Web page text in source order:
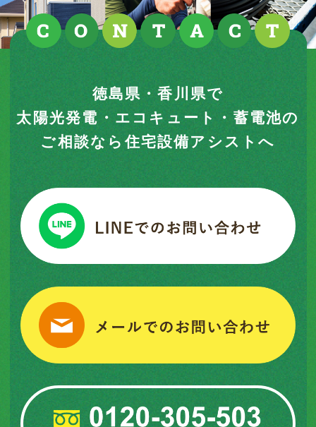
徳島県・香川県で
太陽光発電・エコキュート・蓄電池の
ご相談なら住宅設備アシストへ